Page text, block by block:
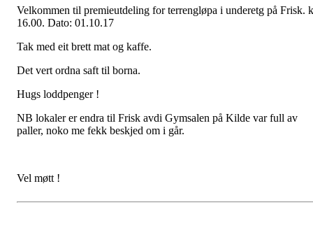
Velkommen til premieutdeling for terrengløpa i underetg på Frisk.
16.00. Dato: 01.10.17
Tak med eit brett mat og kaffe.
Det vert ordna saft til borna.
Hugs loddpenger !
NB lokaler er endra til Frisk avdi Gymsalen på Kilde var full av
paller, noko me fekk beskjed om i går.
Vel møtt !